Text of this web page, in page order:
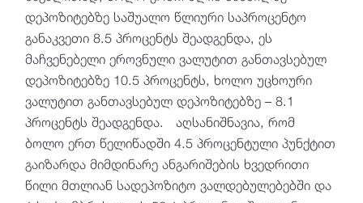
დეპოზიტებზე საშუალო წლიური საპროცენტო
განაკვეთი 8.5 პროცენტს შეადგენდა, ეს
მაჩვენებელი ეროვნული ვალუტით განთავსებულ
დეპოზიტებზე 10.5 პროცენტს, ხოლო უცხოური
ვალუტით განთავსებულ დეპოზიტებზე – 8.1
პროცენტს შეადგენდა. აღსანიშნავია, რომ
ბოლო ერთ წელიწადში 4.5 პროცენტული პუნქტით
გაიზარდა მიმდინარე ანგარიშების ხვედრითი
წილი მთლიან სადეპოზიტო ვალდებულებებში და